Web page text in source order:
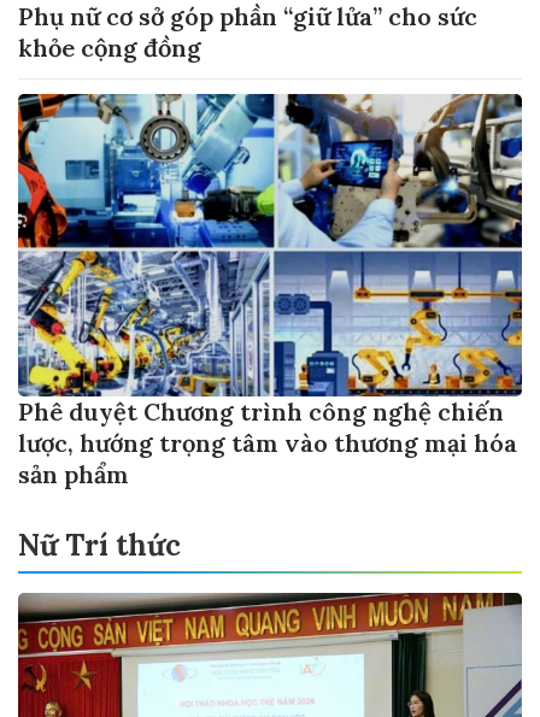
Phụ nữ cơ sở góp phần “giữ lửa” cho sức
khỏe cộng đồng
Phê duyệt Chương trình công nghệ chiến
lược, hướng trọng tâm vào thương mại hóa
sản phẩm
Nữ Trí thức